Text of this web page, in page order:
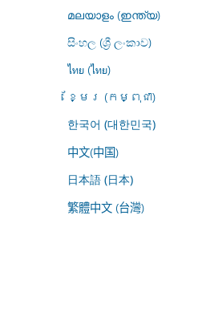
മലയാളം (ഇന്ത്യ)
සිංහල (ශ්‍රී ලංකාව)
ไทย (ไทย)
ខ្មែរ (កម្ពុជា)
한국어 (대한민국)
中文(中国)
日本語 (日本)
繁體中文 (台灣)